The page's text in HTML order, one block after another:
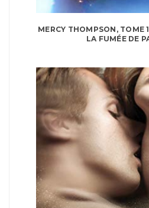
MERCY THOMPSON, TOME
LA FUMÉE DE